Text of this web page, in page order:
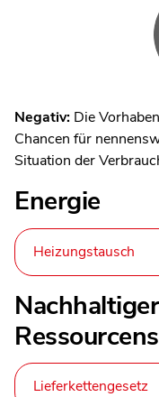
Negativ: Die
Chancen für
Situation der
Energie
Heizungstausch
Lieferkettengesetz